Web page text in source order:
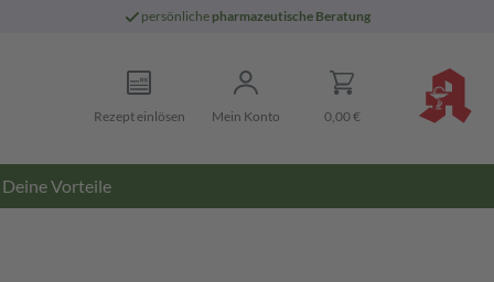
persönliche pharmazeutische Beratung
Rezept einlösen Mein Konto 0,00 €
Deine Vorteile